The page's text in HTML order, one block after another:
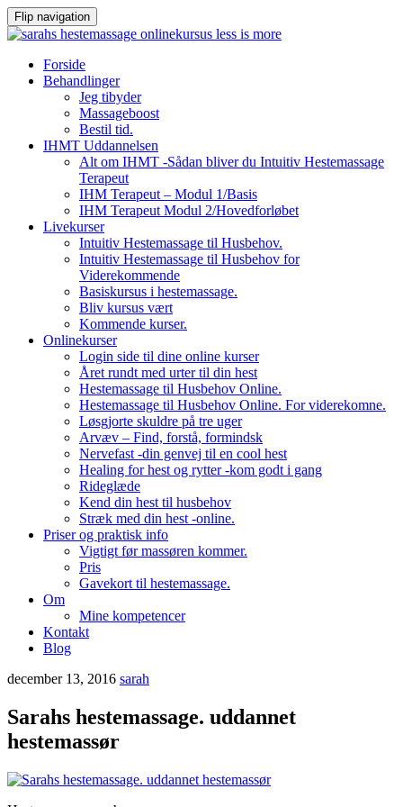
Flip navigation
VidereForside
Behandlinger
Jeg tibyder
Massageboost
Bestil tid.
IHMT Uddannelsen
Alt om IHMT -Sådan bliver du Intuitiv Hestemassage
Terapeut
IHM Terapeut – Modul 1/Basis
IHM Terapeut Modul 2/Hovedforløbet
Livekurser
Intuitiv Hestemassage til Husbehov.
Intuitiv Hestemassage til Husbehov for
Viderekommende
Basiskursus i hestemassage.
Bliv kursus vært
Kommende kurser.
Onlinekurser
Login side til dine online kurser
Året rundt med urter til din hest
Hestemassage til Husbehov Online.
Hestemassage til Husbehov Online. For viderekomne.
Løsgjorte skuldre på tre uger
Arvæv – Find, forstå, formindsk
Nervefast -din genvej til en cool hest
Healing for hest og rytter -kom godt i gang
Rideglæde
Kend din hest til husbehov
Stræk med din hest -online.
Priser og praktisk info
Vigtigt før massøren kommer.
Pris
Gavekort til hestemassage.
Om
Mine kompetencer
Kontakt
Blog
december 13, 2016 sarah
Sarahs hestemassage. uddannet
hestemassør